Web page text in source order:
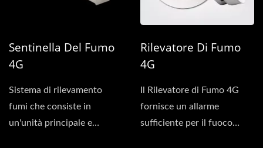
Sentinella Del Fumo
4G
Sistema di rilevamento
fumi che consiste in
un'unità principale e
Rilevatore Di Fumo
4G
Il Rilevatore di Fumo 4G
fornisce un allarme
sufficiente per il fuoco